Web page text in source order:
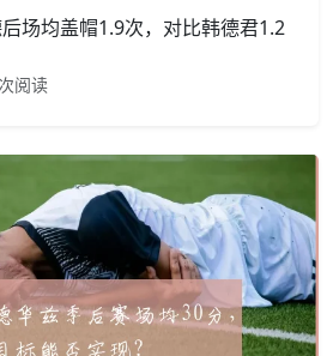
场均盖帽1.9次，对比韩德君1.2
阅读